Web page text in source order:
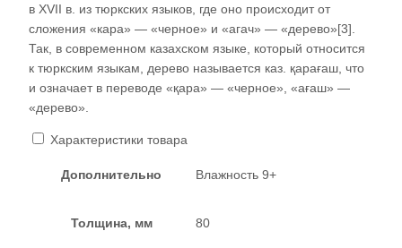
в XVII в. из тюркских языков, где оно происходит от
сложения «кара» — «черное» и «агач» — «дерево»[3].
Так, в современном казахском языке, который относится
к тюркским языкам, дерево называется каз. қарағаш, что
и означает в переводе «қара» — «черное», «ағаш» —
«дерево».
Характеристики товара
Дополнительно Влажность 9+
Толщина, мм 80